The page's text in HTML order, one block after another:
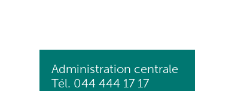
Administration centrale
Tél. 044 444 17 17